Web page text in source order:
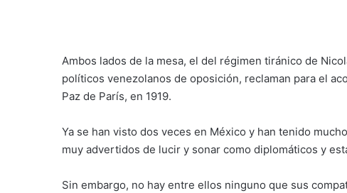
Ambos lados de la mesa, el del régimen tiránico de
políticos venezolanos de oposición, reclaman para el
Paz de París, en 1919.
Ya se han visto dos veces en México y han tenido
muy advertidos de lucir y sonar como diplomáticos y
Sin embargo, no hay entre ellos ninguno que sus